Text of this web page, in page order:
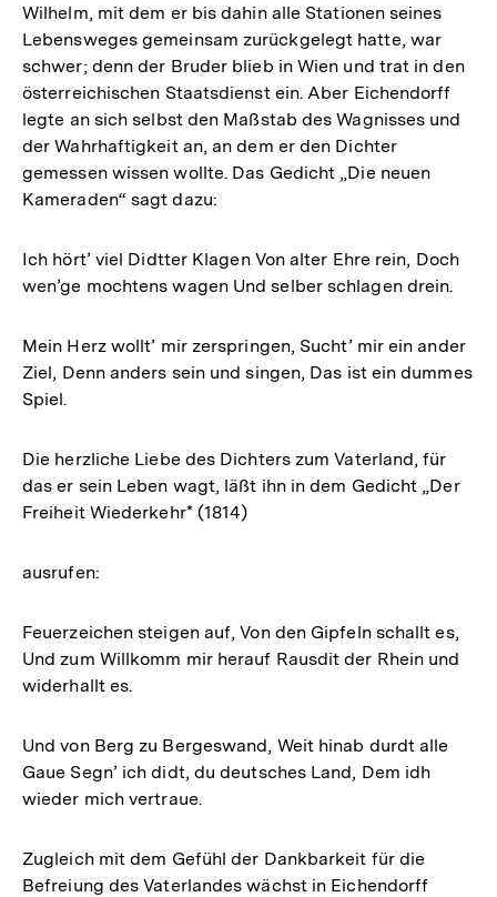
Wilhelm, mit dem er bis dahin alle Stationen seines
Lebensweges gemeinsam zurückgelegt hatte, war
schwer; denn der Bruder blieb in Wien und trat in den
österreichischen Staatsdienst ein. Aber Eichendorff
legte an sich selbst den Maßstab des Wagnisses und
der Wahrhaftigkeit an, an dem er den Dichter
gemessen wissen wollte. Das Gedicht „Die neuen
Kameraden“ sagt dazu:
Ich hört’ viel Didtter Klagen Von alter Ehre rein, Doch
wen’ge mochtens wagen Und selber schlagen drein.
Mein Herz wollt’ mir zerspringen, Sucht’ mir ein ander
Ziel, Denn anders sein und singen, Das ist ein dummes
Spiel.
Die herzliche Liebe des Dichters zum Vaterland, für
das er sein Leben wagt, läßt ihn in dem Gedicht „Der
Freiheit Wiederkehr* (1814)
ausrufen:
Feuerzeichen steigen auf, Von den Gipfeln schallt es,
Und zum Willkomm mir herauf Rausdit der Rhein und
widerhallt es.
Und von Berg zu Bergeswand, Weit hinab durdt alle
Gaue Segn’ ich didt, du deutsches Land, Dem idh
wieder mich vertraue.
Zugleich mit dem Gefühl der Dankbarkeit für die
Befreiung des Vaterlandes wächst in Eichendorff